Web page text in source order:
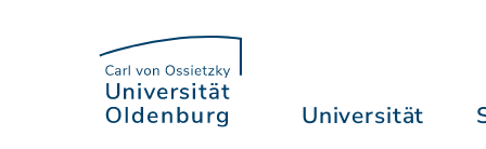
Universität